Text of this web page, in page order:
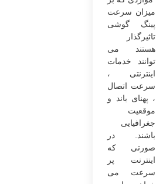
میزان سرعت
پینگ گوشی
تاثیرگذار
هستند می‌
توانند خدمات
اینترنتی ،
سرعت اتصال
، پهنای باند و
موقعیت
جغرافیایی
باشند. در
صورتی ‌که
اینترنت پر
سرعت می